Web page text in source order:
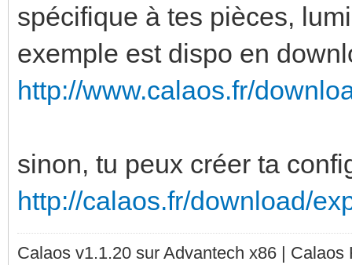
spécifique à tes pièces,
exemple est dispo en
http://www.calaos.fr/
sinon, tu peux créer ta
http://calaos.fr/download/
Calaos v1.1.20 sur Advantech x86 |